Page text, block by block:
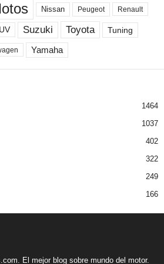
Nissan Peugeot Renault
Suzuki Toyota Tuning
Yamaha
1464
1037
402
322
249
166
El mejor blog sobre mundo del motor.